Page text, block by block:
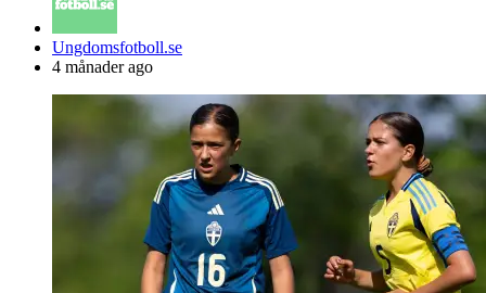
Posted
by
Ungdomsfotboll.se
4 månader ago